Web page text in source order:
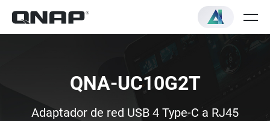
QNA-UC10G2T
Adaptador de red USB 4 Type-C a RJ45